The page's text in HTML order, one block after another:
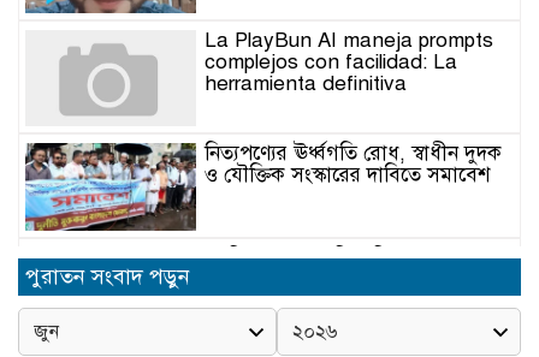
La PlayBun AI maneja prompts
complejos con facilidad: La
herramienta definitiva
নিত্যপণ্যের ঊর্ধ্বগতি রোধ, স্বাধীন দুদক
ও যৌক্তিক সংস্কারের দাবিতে সমাবেশ
নবনিযুক্ত এসএমপি কমিশনারের সঙ্গে
পুরাতন সংবাদ পড়ুন